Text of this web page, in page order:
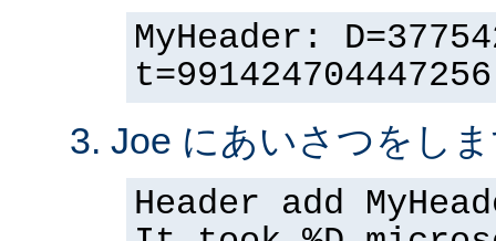
MyHeader:
t=991424704447256
Joe にあいさつをし
Header add